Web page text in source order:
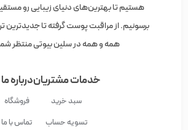
هستیم تا بهترین‌های دنیای زیبایی رو
برسونیم. از مراقبت پوست گرفته تا جدیدترین
همه و همه در سلین بیوتی منتظر
خدمات مشتریان
سبد خرید
تسویه حساب
درباره ما
فروشگاه
تماس با ما